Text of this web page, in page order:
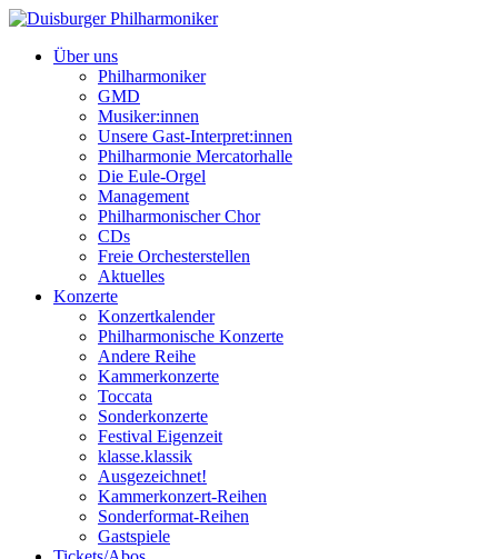
Über uns
Philharmoniker
GMD
Musiker:innen
Unsere Gast-Interpret:innen
Philharmonie Mercatorhalle
Die Eule-Orgel
Management
Philharmonischer Chor
CDs
Freie Orchesterstellen
Aktuelles
Konzerte
Konzertkalender
Philharmonische Konzerte
Andere Reihe
Kammerkonzerte
Toccata
Sonderkonzerte
Festival Eigenzeit
klasse.klassik
Ausgezeichnet!
Kammerkonzert-Reihen
Sonderformat-Reihen
Gastspiele